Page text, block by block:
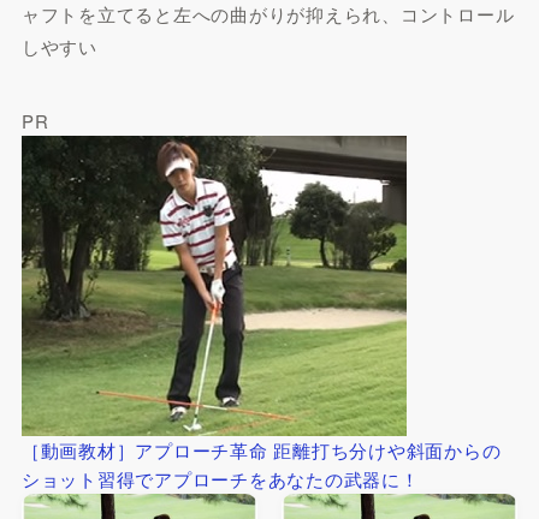
ャフトを立てると左への曲がりが抑えられ、コントロール
しやすい
PR
［動画教材］アプローチ革命 距離打ち分けや斜面からの
ショット習得でアプローチをあなたの武器に！